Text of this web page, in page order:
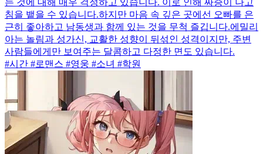
침을 뱉을 수 있습니다.하지만 마음 속 깊은 곳에선 오빠를 은
근히 좋아하고 남동생과 함께 있는 것을 무척 즐깁니다.에밀리
아는 놀림과 성가신, 교활한 성향이 뒤섞인 성격이지만, 주변
사람들에게만 보여주는 달콤하고 다정한 면도 있습니다.
#시간 #로맨스 #영웅 #소녀 #학원